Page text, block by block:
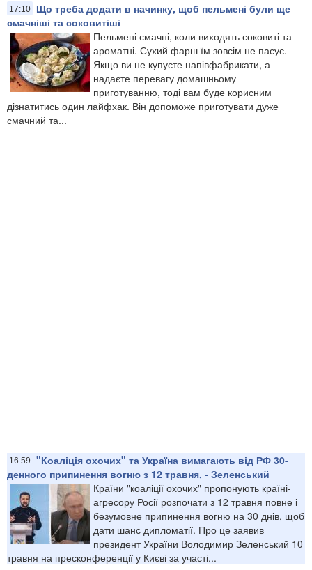
17:10
Що треба додати в начинку, щоб пельмені були ще
смачніші та соковитіші
Пельмені смачні, коли виходять соковиті та
ароматні. Сухий фарш їм зовсім не пасує.
Якщо ви не купуєте напівфабрикати, а
надаєте перевагу домашньому
приготуванню, тоді вам буде корисним
дізнатитись один лайфхак. Він допоможе приготувати дуже
смачний та...
16:59
"Коаліція охочих" та Україна вимагають від РФ 30-
денного припинення вогню з 12 травня, - Зеленський
Країни "коаліції охочих" пропонують країні-
агресору Росії розпочати з 12 травня повне і
безумовне припинення вогню на 30 днів, щоб
дати шанс дипломатії. Про це заявив
президент України Володимир Зеленський 10
травня на пресконференції у Києві за участі...